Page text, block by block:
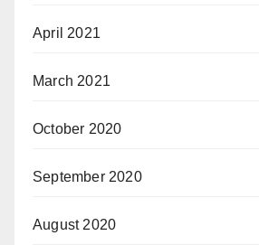
April 2021
March 2021
October 2020
September 2020
August 2020